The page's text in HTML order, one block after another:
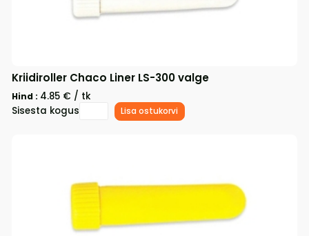
Kriidiroller Chaco Liner LS-300 valge
Hind : 4.85 € / tk
Sisesta kogus
Lisa ostukorvi